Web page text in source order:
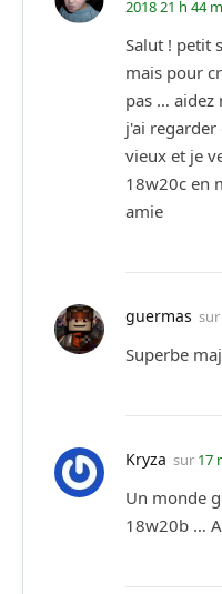
2018 21 h 44
Salut ! petit
mais pour
pas … aidez
j'ai
vieux et je
18w20c en
amie
guermas sur
Superbe
Kryza sur 17
Un monde
18w20b …